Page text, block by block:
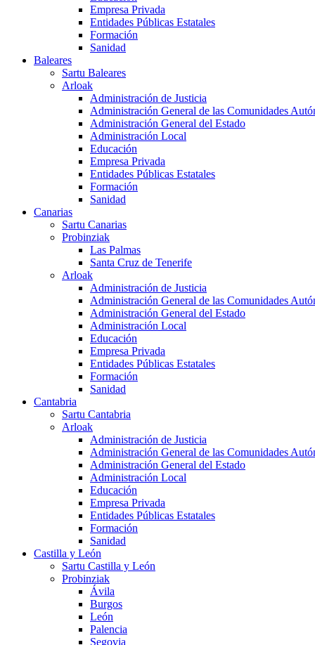
Empresa Privada
Entidades Públicas Estatales
Formación
Sanidad
Baleares
Sartu Baleares
Arloak
Administración de Justicia
Administración General de las Comunidades
Administración General del Estado
Administración Local
Educación
Empresa Privada
Entidades Públicas Estatales
Formación
Sanidad
Canarias
Sartu Canarias
Probinziak
Las Palmas
Santa Cruz de Tenerife
Arloak
Administración de Justicia
Administración General de las Comunidades
Administración General del Estado
Administración Local
Educación
Empresa Privada
Entidades Públicas Estatales
Formación
Sanidad
Cantabria
Sartu Cantabria
Arloak
Administración de Justicia
Administración General de las Comunidades
Administración General del Estado
Administración Local
Educación
Empresa Privada
Entidades Públicas Estatales
Formación
Sanidad
Castilla y León
Sartu Castilla y León
Probinziak
Ávila
Burgos
León
Palencia
Segovia